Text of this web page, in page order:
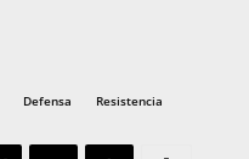
Defensa Resistencia